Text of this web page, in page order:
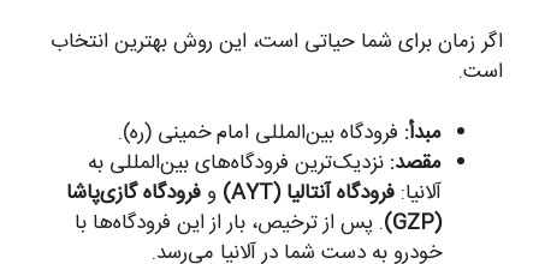
اگر زمان برای شما حیاتی است، این روش بهترین انتخاب
است.
مبدأ: فرودگاه بین‌المللی امام خمینی (ره).
مقصد: نزدیک‌ترین فرودگاه‌های بین‌المللی به
آلانیا: فرودگاه آنتالیا (AYT) وفرودگاه گازی‌پاشا
(GZP)
. پس از ترخیص، بار از این فرودگاه‌ها با
خودرو به دست شما در آلانیا می‌رسد.